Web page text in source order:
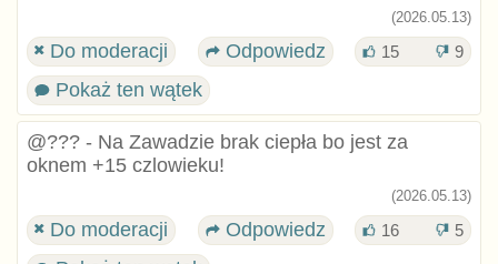
(2026.05.13)
Do moderacji Odpowiedz 15 9
Pokaż ten wątek
@??? - Na Zawadzie brak ciepła bo jest za
oknem +15 czlowieku!
(2026.05.13)
Do moderacji Odpowiedz 16 5